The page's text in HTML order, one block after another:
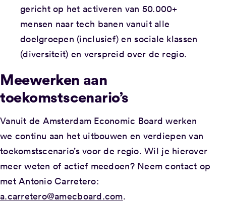
gericht op het activeren van 50.000+
mensen naar tech banen vanuit alle
doelgroepen (inclusief) en sociale klassen
(diversiteit) en verspreid over de regio.
Meewerken aan
toekomstscenario’s
Vanuit de Amsterdam Economic Board werken
we continu aan het uitbouwen en verdiepen van
toekomstscenario’s voor de regio. Wil je hierover
meer weten of actief meedoen? Neem contact op
met Antonio Carretero:
a.carretero@amecboard.com.